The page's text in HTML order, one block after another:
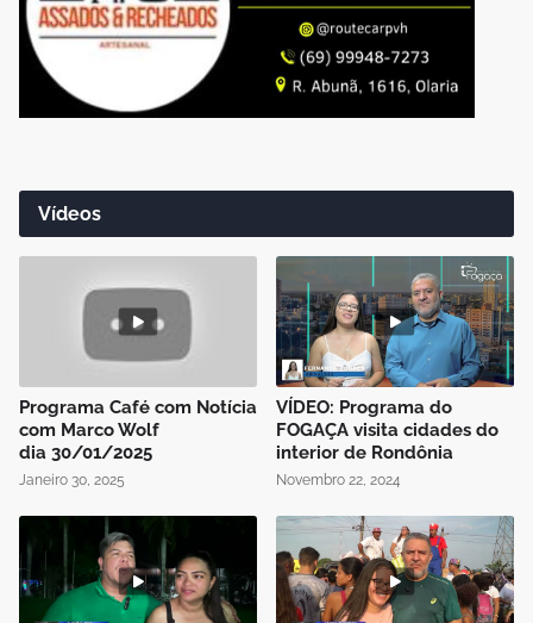
Vídeos
Programa Café com Notícia
com Marco Wolf
dia 30/01/2025
Janeiro 30, 2025
VÍDEO: Programa do
FOGAÇA visita cidades do
interior de Rondônia
Novembro 22, 2024